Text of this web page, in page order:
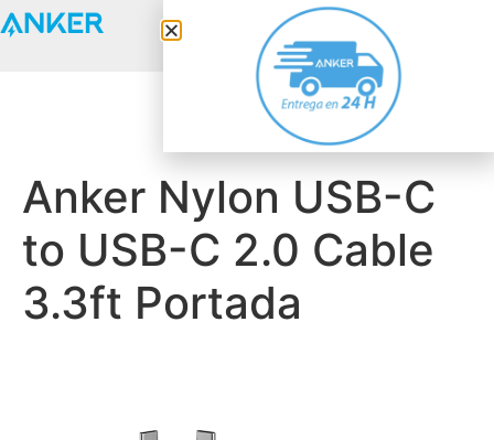
Anker Nylon USB-C
to USB-C 2.0 Cable
3.3ft Portada